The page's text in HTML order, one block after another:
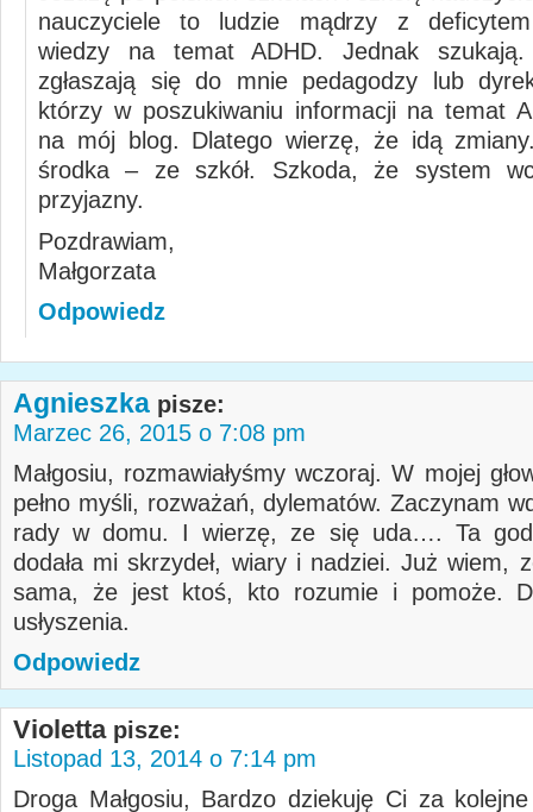
nauczyciele to ludzie mądrzy z deficytem
wiedzy na temat ADHD. Jednak szukają.
zgłaszają się do mnie pedagodzy lub
którzy w poszukiwaniu informacji na temat
na mój blog. Dlatego wierzę, że idą
środka – ze szkół. Szkoda, że system
przyjazny.
Pozdrawiam,
Małgorzata
Odpowiedz
Agnieszka pisze:
Marzec 26, 2015 o 7:08 pm
Małgosiu, rozmawiałyśmy wczoraj. W mojej
pełno myśli, rozważań, dylematów. Zaczynam
rady w domu. I wierzę, ze się uda…. Ta
dodała mi skrzydeł, wiary i nadziei. Już wiem,
sama, że jest ktoś, kto rozumie i pomoże.
usłyszenia.
Odpowiedz
Violetta pisze:
Listopad 13, 2014 o 7:14 pm
Droga Małgosiu, Bardzo dziekuję Ci za